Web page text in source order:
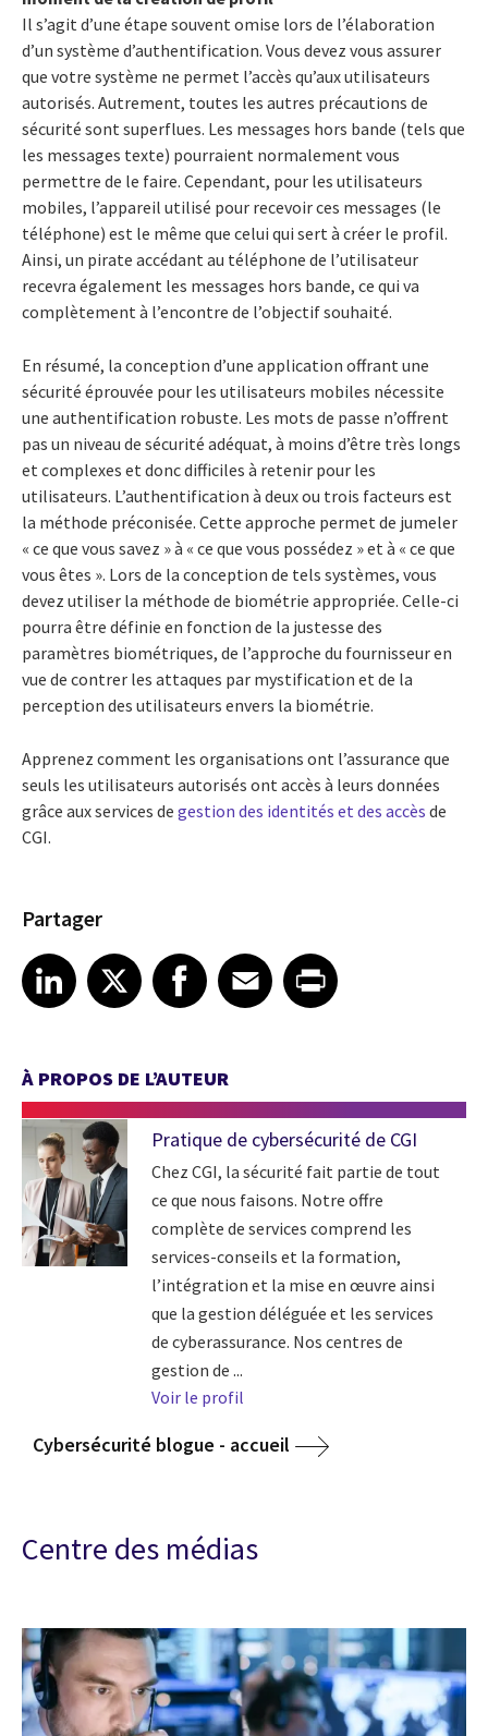
Il s’agit d’une étape souvent omise lors de l’élaboration
d’un système d’authentification. Vous devez vous assurer
que votre système ne permet l’accès qu’aux utilisateurs
autorisés. Autrement, toutes les autres précautions de
sécurité sont superflues. Les messages hors bande (tels que
les messages texte) pourraient normalement vous
permettre de le faire. Cependant, pour les utilisateurs
mobiles, l’appareil utilisé pour recevoir ces messages (le
téléphone) est le même que celui qui sert à créer le profil.
Ainsi, un pirate accédant au téléphone de l’utilisateur
recevra également les messages hors bande, ce qui va
complètement à l’encontre de l’objectif souhaité.
En résumé, la conception d’une application offrant une
sécurité éprouvée pour les utilisateurs mobiles nécessite
une authentification robuste. Les mots de passe n’offrent
pas un niveau de sécurité adéquat, à moins d’être très longs
et complexes et donc difficiles à retenir pour les
utilisateurs. L’authentification à deux ou trois facteurs est
la méthode préconisée. Cette approche permet de jumeler
« ce que vous savez » à « ce que vous possédez » et à « ce que
vous êtes ». Lors de la conception de tels systèmes, vous
devez utiliser la méthode de biométrie appropriée. Celle-ci
pourra être définie en fonction de la justesse des
paramètres biométriques, de l’approche du fournisseur en
vue de contrer les attaques par mystification et de la
perception des utilisateurs envers la biométrie.
Apprenez comment les organisations ont l’assurance que
seuls les utilisateurs autorisés ont accès à leurs données
grâce aux services de gestion des identités et des accès de
CGI.
Partager
Share article on LinkedIn
LinkedIn
Share article on XShare article on Facebook
Facebook
Share article on Email
EmailShare article on Print
À PROPOS DE L’AUTEUR
Pratique de cybersécurité de CGI
Chez CGI, la sécurité fait partie de tout
ce que nous faisons. Notre offre
complète de services comprend les
services-conseils et la formation,
l’intégration et la mise en œuvre ainsi
que la gestion déléguée et les services
de cyberassurance. Nos centres de
gestion de ...
Voir le profil
Cybersécurité blogue - accueil
Centre des médias